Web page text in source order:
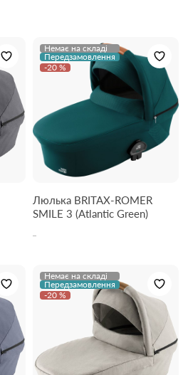
Немає на складі
Передзамовлення
-20 %
Люлька BRITAX-ROMER
SMILE 3 (Atlantic Green)
Немає на складі
Передзамовлення
-20 %